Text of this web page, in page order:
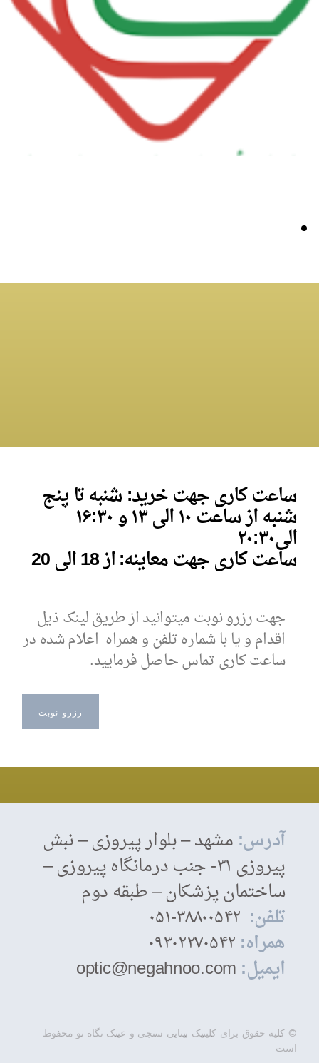
ساعت کاری جهت خرید: شنبه تا پنج
شنبه از ساعت ۱۰ الی ۱۳ و ۱۶:۳۰
الی ۲۰:۳۰
ساعت کاری جهت معاینه: از 18 الی 20
جهت رزرو نوبت میتوانید از طریق لینک ذیل
اقدام و یا با شماره تلفن و همراه اعلام شده در
ساعت کاری تماس حاصل فرمایید.
رزرو نوبت
آدرس:مشهد – بلوار پیروزی – نبش
پیروزی ۳۱- جنب درمانگاه پیروزی –
ساختمان پزشکان – طبقه دوم
تلفن:
همراه:۰۹۳۰۲۲۷۰۵۴۲
ایمیل:optic@negahnoo.com
© کلیه حقوق برای کلینیک بینایی سنجی و عینک نگاه نو محفوظ
است